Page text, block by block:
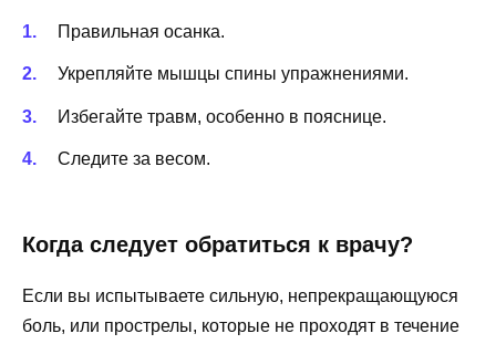
Правильная осанка.
Укрепляйте мышцы спины упражнениями.
Избегайте травм, особенно в пояснице.
Следите за весом.
Когда следует обратиться к врачу?
Если вы испытываете сильную, непрекращающуюся
боль, или прострелы, которые не проходят в течение